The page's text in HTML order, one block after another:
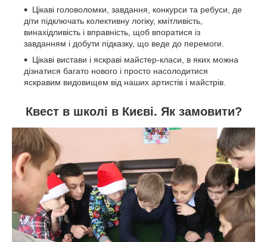
Цікаві головоломки, завдання, конкурси та ребуси, де
діти підключать колективну логіку, кмітливість,
винахідливість і вправність, щоб впоратися із
завданням і добути підказку, що веде до перемоги.
Цікаві вистави і яскраві майстер-класи, в яких можна
дізнатися багато нового і просто насолодитися
яскравим видовищем від наших артистів і майстрів.
Квест в школі в Києві. Як замовити?